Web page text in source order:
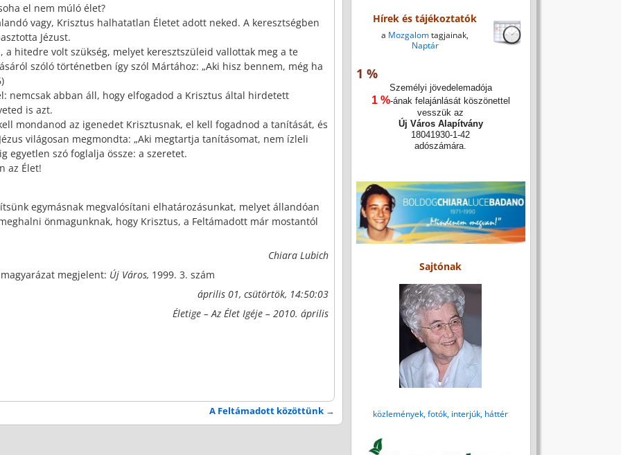
el nem múló élet?
vagy, Krisztus halhatatlan Életet adott neked. A keresztségben
Jézust.
hitedre volt szükség, melyet keresztszüleid vallottak meg a te
szóló történetben így szól Mártához: „Aki hisz bennem, még ha
nemcsak abban áll, hogy elfogadod a Krisztus által hirdetett
is azt.
mondanod az igenedet Krisztusnak, el kell fogadnod a tanítását, és
világosan megmondta: „Aki megtartja tanításomat, nem ízleli
egyetlen szó foglalja össze: a szeretet.
az Élet!
egymásnak megvalósítani elhatározásunkat, melyet állandóan
önmagunknak, hogy Krisztus, a Feltámadott már mostantól
Chiara Lubich
megjelent: Új Város, 1999. 3. szám
április 01, csütörtök, 14:50:03
Életige – Az Élet Igéje – 2010. április
A Feltámadott közöttünk →
Hírek és tájékoztatók
a Mozgalomtagjainak,
Naptár
1 %
Személyi jövedelemadója
1 %-ának felajánlását köszönettel
vesszük az
Új Város Alapítvány
18041930-1-42
adószámára.
Sajtónak
közlemények, fotók, interjúk, háttér